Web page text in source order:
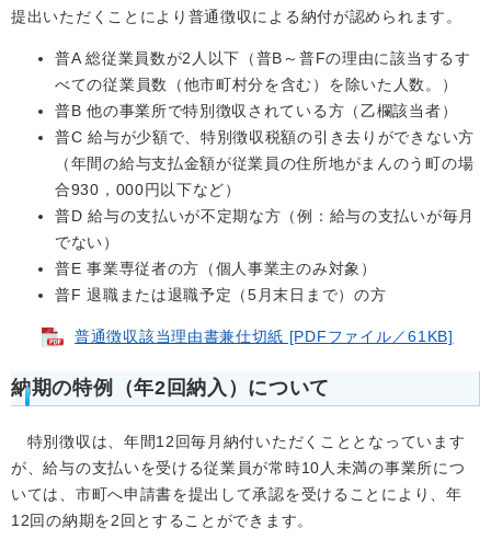
提出いただくことにより普通徴収による納付が認められます。
普A 総従業員数が2人以下（普B～普Fの理由に該当するす
べての従業員数（他市町村分を含む）を除いた人数。）
普B 他の事業所で特別徴収されている方（乙欄該当者）
普C 給与が少額で、特別徴収税額の引き去りができない方
（年間の給与支払金額が従業員の住所地がまんのう町の場
合930，000円以下など）
普D 給与の支払いが不定期な方（例：給与の支払いが毎月
でない）
普E 事業専従者の方（個人事業主のみ対象）
普F 退職または退職予定（5月末日まで）の方
普通徴収該当理由書兼仕切紙 [PDFファイル／61KB]
納期の特例（年2回納入）について
特別徴収は、年間12回毎月納付いただくこととなっています
が、給与の支払いを受ける従業員が常時10人未満の事業所につ
いては、市町へ申請書を提出して承認を受けることにより、年
12回の納期を2回とすることができます。